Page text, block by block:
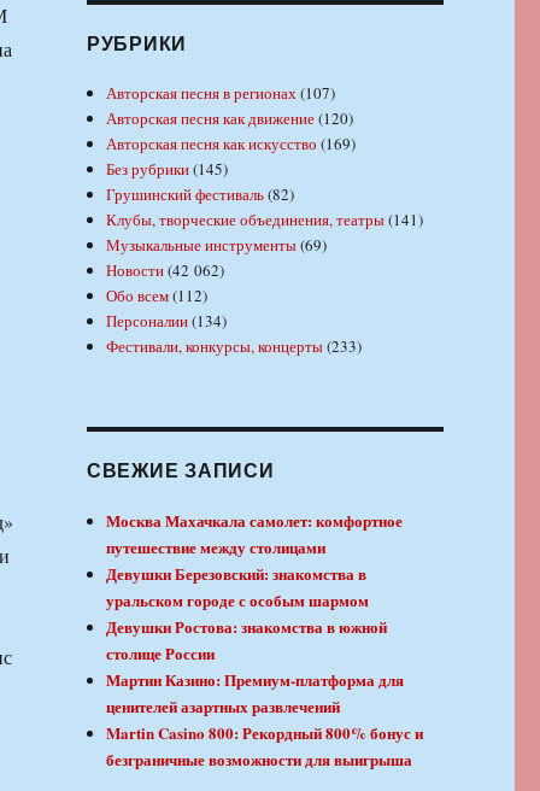
РУБРИКИ
Авторская песня в регионах(107)
Авторская песня как движение(120)
Авторская песня как искусство (169)
Без рубрики(145)
Грушинский фестиваль(82)
Клубы, творческие объединения, театры(141)
Музыкальные инструменты(69)
Новости(42 062)
Обо всем(112)
Персоналии(134)
Фестивали, конкурсы, концерты(233)
СВЕЖИЕ ЗАПИСИ
Москва Махачкала самолет: комфортное
путешествие между столицами
Девушки Березовский: знакомства в
уральском городе с особым шармом
Девушки Ростова: знакомства в южной
столице России
Мартин Казино: Премиум-платформа для
ценителей азартных развлечений
Martin Casino 800: Рекордный 800% бонус и
безграничные возможности для выигрыша